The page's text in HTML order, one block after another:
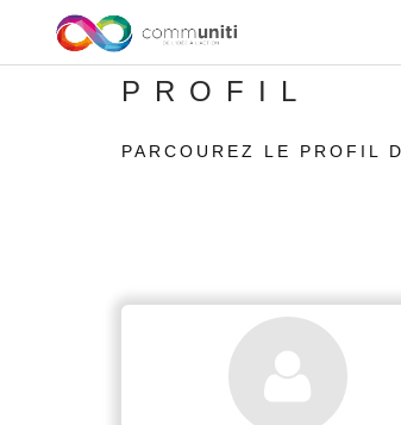
PROFIL
PARCOUREZ LE PROFIL